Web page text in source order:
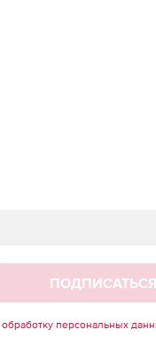
ПОДПИСАТЬСЯ
обработку персональных